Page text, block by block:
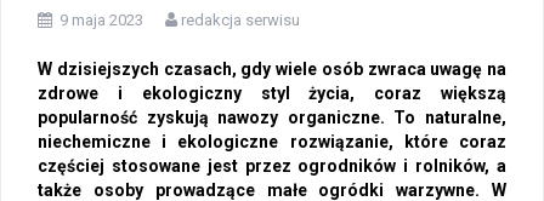
9 maja 2023 redakcja serwisu
W dzisiejszych czasach, gdy wiele osób zwraca uwagę na
zdrowe i ekologiczny styl życia, coraz większą
popularność zyskują nawozy organiczne. To naturalne,
niechemiczne i ekologiczne rozwiązanie, które coraz
częściej stosowane jest przez ogrodników i rolników, a
także osoby prowadzące małe ogródki warzywne. W